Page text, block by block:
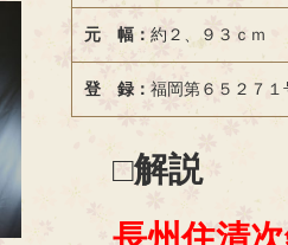
元 幅： 約２、９３ｃｍ
登 録： 福岡第６５２７１
□解説